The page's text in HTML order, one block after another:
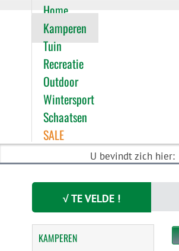
Home
Kamperen
Tuin
Recreatie
Outdoor
Wintersport
Schaatsen
SALE
U bevindt zich hier:
√ TE VELDE !
KAMPEREN